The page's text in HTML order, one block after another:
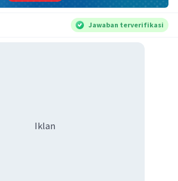
Jawaban terverifikasi
Iklan